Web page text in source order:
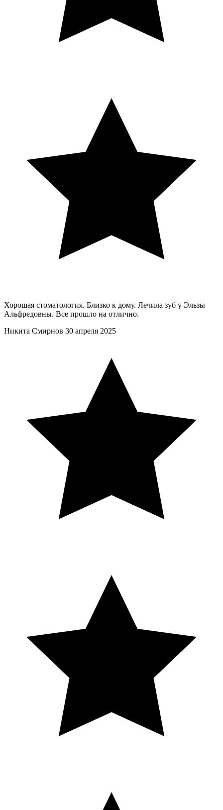
Хорошая стоматология. Близко к дому. Лечила зуб у Эльзы
Альфредовны. Все прошло на отлично.
Никита Смирнов 30 апреля 2025